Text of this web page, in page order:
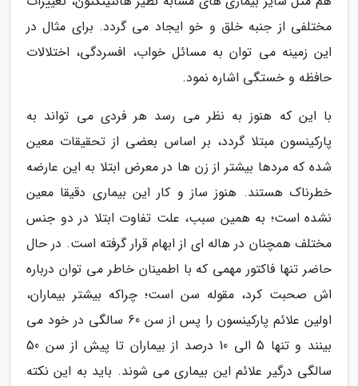
مختلفی از جنبه خلق و خو ایجاد می گردد. برای مثال در
این زمینه می توان به مسائل خواب، افسردگی، اختلالات
حافظه و خستگی اشاره نمود.
با این که هنوز به نظر می رسد هر فردی می تواند به
پارکینسون مبتلا گردد، بر اساس بعضی از تحقیقات معین
شده که مردها بیشتر از زن ها در معرض ابتلا به این عارضه
خطرناک هستند. هنوز ساز و کار این بیماری دقیقا معین
نشده است؛ به همین سبب، علت تفاوت ابتلا در دو جنس
مختلف همچنان در هاله ای از ابهام قرار گرفته است. در حال
حاضر تنها فاکتور مهمی که با اطمینان خاطر می توان درباره
اش صحبت کرد، مقوله سن است؛ چراکه بیشتر بیماران،
اولین علائم پارکینسون را پس از سن 60 سالگی در خود می
بینند و تنها 5 الی 10 درصد از بیماران تا پیش از سن 50
سالگی درگیر علائم این بیماری می شوند. باید به این نکته